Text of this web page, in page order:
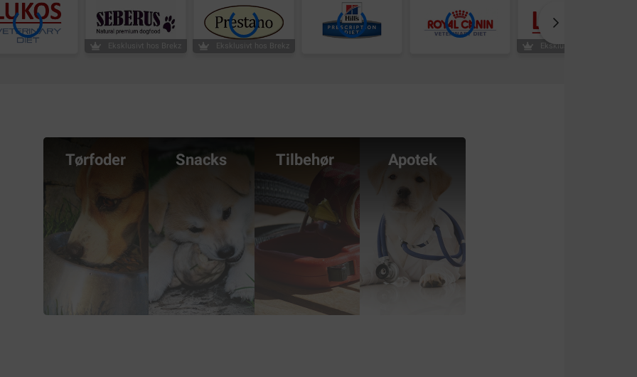
Eksklusivt hos Brekz Eksklusivt hos Brekz Eksklusivt hos Brekz
Tørfoder Snacks Tilbehør Apotek